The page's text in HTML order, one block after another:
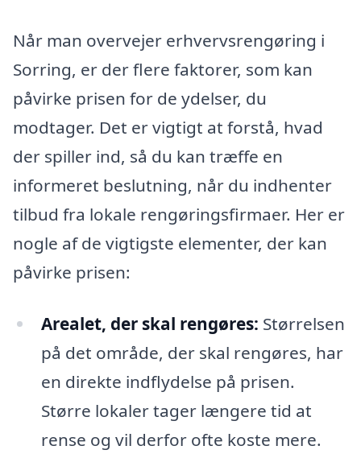
Når man overvejer erhvervsrengøring i
Sorring, er der flere faktorer, som kan
påvirke prisen for de ydelser, du
modtager. Det er vigtigt at forstå, hvad
der spiller ind, så du kan træffe en
informeret beslutning, når du indhenter
tilbud fra lokale rengøringsfirmaer. Her er
nogle af de vigtigste elementer, der kan
påvirke prisen:
Arealet, der skal rengøres: Størrelsen
på det område, der skal rengøres, har
en direkte indflydelse på prisen.
Større lokaler tager længere tid at
rense og vil derfor ofte koste mere.